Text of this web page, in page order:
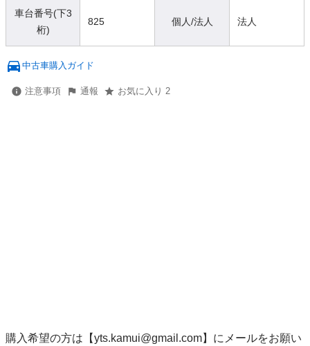
車台番号(下3
桁)
825 個人/法人 法人
中古車購入ガイド
注意事項 通報 お気に入り 2
購入希望の方は【yts.kamui@gmail.com】にメールをお願い